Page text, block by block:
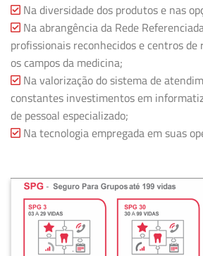
Na diversidade dos produtos e nas
Na abrangência da Rede
profissionais reconhecidos e centros
os campos da medicina;
Na valorização do sistema de
constantes investimentos em
de pessoal especializado;
Na tecnologia empregada em suas